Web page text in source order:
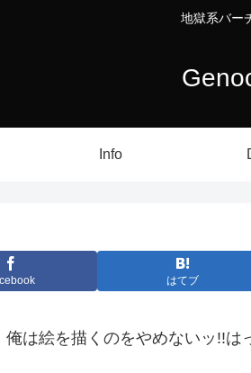
地獄系バー
Info
はてブ
は絵を描くのをやめないッ!!は